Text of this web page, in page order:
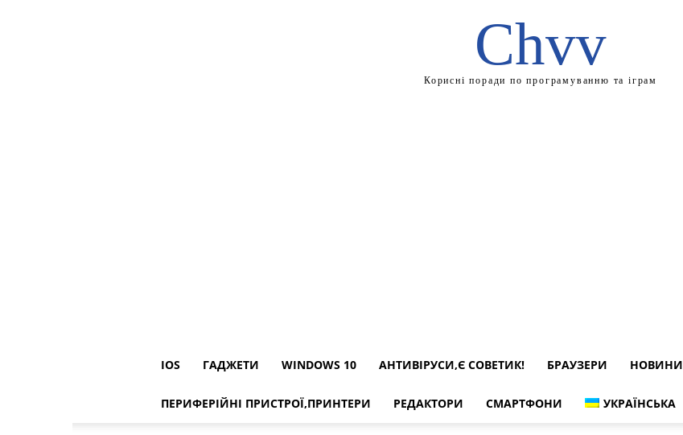
Chvv
Корисні поради по програмуванню та іграм
IOS ГАДЖЕТИ WINDOWS 10 АНТИВІРУСИ,Є СОВЕТИК! БРАУЗЕРИ НОВИНИ
ПЕРИФЕРІЙНІ ПРИСТРОЇ,ПРИНТЕРИ РЕДАКТОРИ СМАРТФОНИ УКРАЇНСЬКА